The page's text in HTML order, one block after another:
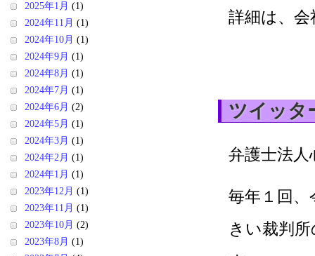
詳細は、
ツイッタ
弁護士法
毎年１回、
きい裁判
2025年1月 (1)
2024年11月 (1)
2024年10月 (1)
2024年9月 (1)
2024年8月 (1)
2024年7月 (1)
2024年6月 (2)
2024年5月 (1)
2024年3月 (1)
2024年2月 (1)
2024年1月 (1)
2023年12月 (1)
2023年11月 (1)
2023年10月 (2)
2023年8月 (1)